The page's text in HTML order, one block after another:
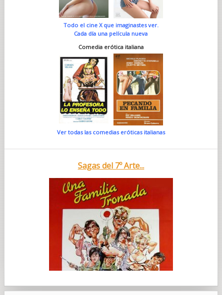
Todo el cine X que imaginastes ver.
Cada día una película nueva
Comedia erótica italiana
Ver todas las comedias eróticas italianas
Sagas del 7º Arte...